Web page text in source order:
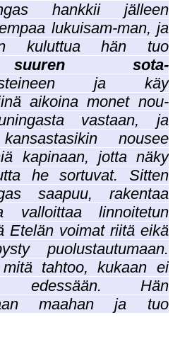
hankkii jälleen
lukuisam-man, ja
kuluttua hän tuo
suuren sota-
ja käy
aikoina monet nou-
vastaan, ja
nousee
kapinaan, jotta näky
he sortuvat. Sitten
saapuu, rakentaa
valloittaa linnoitetun
Etelän voimat riitä eikä
puolustautumaan.
tahtoo, kukaan ei
edessään. Hän
maahan ja tuo